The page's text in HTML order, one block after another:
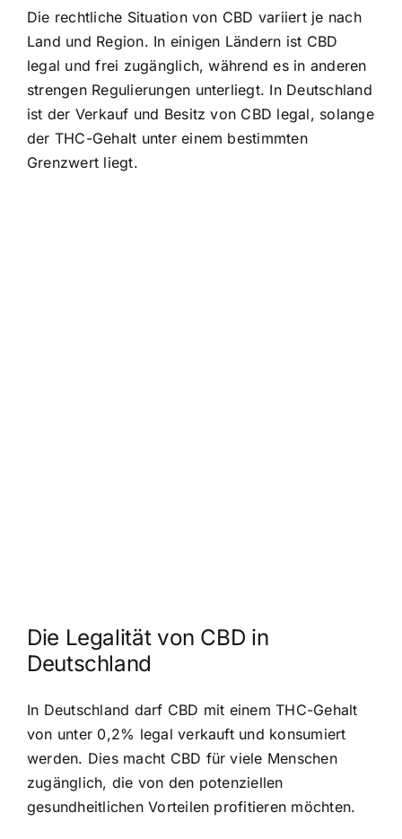
Die rechtliche Situation von CBD variiert je nach
Land und Region. In einigen Ländern ist CBD
legal und frei zugänglich, während es in anderen
strengen Regulierungen unterliegt. In Deutschland
ist der Verkauf und Besitz von CBD legal, solange
der THC-Gehalt unter einem bestimmten
Grenzwert liegt.
Die Legalität von CBD in
Deutschland
In Deutschland darf CBD mit einem THC-Gehalt
von unter 0,2% legal verkauft und konsumiert
werden. Dies macht CBD für viele Menschen
zugänglich, die von den potenziellen
gesundheitlichen Vorteilen profitieren möchten.